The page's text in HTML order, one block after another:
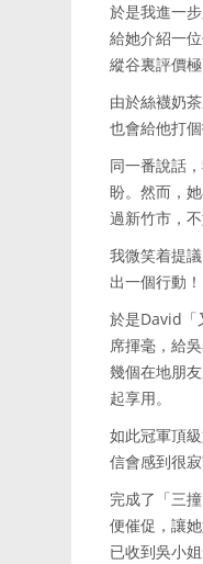
於是我進一
給她介紹一
縱谷裏評價
由於絲襪奶
也會給他打
同一番說話
盼。然而，
過新竹市，
我微笑着提
出一個行動！
於是David「
席揮毫，給
幾個在地朋
起享用。
如此冠軍頂
信會感到很寂
完成了「三
便催促，讓
已收到吳小